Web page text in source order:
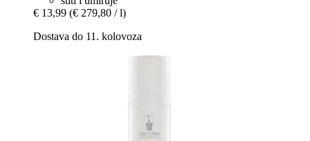
€ 13,99 (€ 279,80 / l)
Dostava do 11. kolovoza